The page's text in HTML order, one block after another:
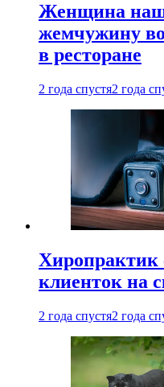
Женщина
жемчужину
в ресторане
2 года спустя2 года
клиенток на
2 года спустя2 года